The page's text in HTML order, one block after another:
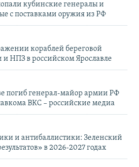
кубинские генералы и
с поставками оружия из РФ
кораблей береговой
НПЗ в российском Ярославле
погиб генерал-майор армии РФ
ВКС – российские медиа
и антибаллистики: Зеленский
в 2026-2027 годах